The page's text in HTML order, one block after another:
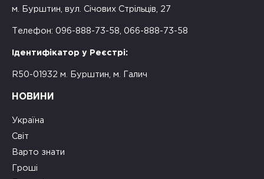
м. Бурштин, вул. Січових Стрільців, 27
Телефон: 096-888-73-58, 066-888-73-58
Ідентифікатор у Реєстрі:
R50-01932 м. Бурштин, м. Галич
НОВИНИ
Україна
Світ
Варто знати
Гроші